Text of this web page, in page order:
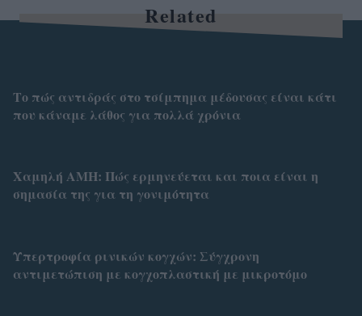
Related
Το πώς αντιδράς στο τσίμπημα μέδουσας είναι κάτι
που κάναμε λάθος για πολλά χρόνια
Χαμηλή AMH: Πώς ερμηνεύεται και ποια είναι η
σημασία της για τη γονιμότητα
Υπερτροφία ρινικών κογχών: Σύγχρονη
αντιμετώπιση με κογχοπλαστική με μικροτόμο